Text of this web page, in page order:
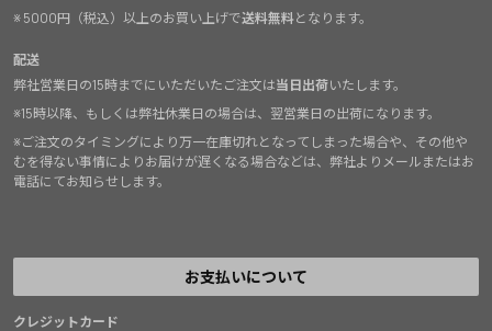
※ 5000円（税込）以上のお買い上げで送料無料となります。
配送
弊社営業日の15時までにいただいたご注文は当日出荷いたします。
※15時以降、もしくは弊社休業日の場合は、翌営業日の出荷になります。
※ご注文のタイミングにより万一在庫切れとなってしまった場合や、その他や
むを得ない事情によりお届けが遅くなる場合などは、弊社よりメールまたはお
電話にてお知らせします。
お支払いについて
クレジットカード